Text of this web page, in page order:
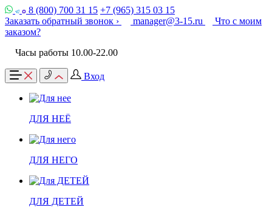
8 (800) 700 31 15 +7 (965) 315 03 15
Заказать обратный звонок ›
manager@3-15.ru
Что с моим
заказом?
Часы работы 10.00-22.00
Вход
ДЛЯ НЕЁ
ДЛЯ НЕГО
ДЛЯ ДЕТЕЙ